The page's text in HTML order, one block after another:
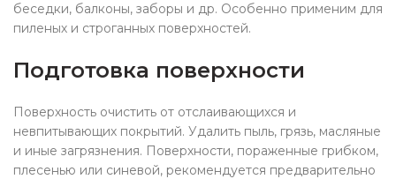
беседки, балконы, заборы и др. Особенно применим для
пиленых и строганных поверхностей.
Подготовка поверхности
Поверхность очистить от отслаивающихся и
невпитывающих покрытий. Удалить пыль, грязь, масляные
и иные загрязнения. Поверхности, пораженные грибком,
плесенью или синевой, рекомендуется предварительно